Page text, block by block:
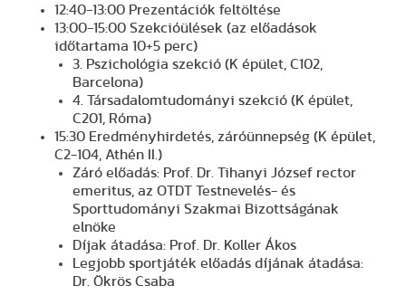
12:40-13:00 Prezentációk feltöltése
13:00-15:00 Szekcióülések (az előadások
időtartama 10+5 perc)
3. Pszichológia szekció (K épület, C102,
Barcelona)
4. Társadalomtudományi szekció (K épület,
C201, Róma)
15:30 Eredményhirdetés, záróünnepség (K épület,
C2-104, Athén II.)
Záró előadás: Prof. Dr. Tihanyi József rector
emeritus, az OTDT Testnevelés- és
Sporttudományi Szakmai Bizottságának
elnöke
Díjak átadása: Prof. Dr. Koller Ákos
Legjobb sportjáték előadás díjának átadása:
Dr. Ökrös Csaba